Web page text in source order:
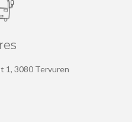
1, 3080 Tervuren